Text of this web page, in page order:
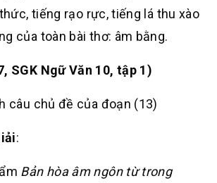
tiếng rạo rực, tiếng lá thu xào
của toàn bài thơ: âm bằng.
SGK Ngữ Văn 10, tập 1)
câu chủ đề của đoạn (13)
:
Bản hòa âm ngôn từ trong